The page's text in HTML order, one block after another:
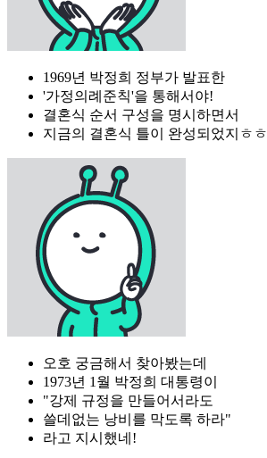
1969년 박정희 정부가 발표한
'가정의례준칙'을 통해서야!
결혼식 순서 구성을 명시하면서
지금의 결혼식 틀이 완성되었지ㅎㅎ
오호 궁금해서 찾아봤는데
1973년 1월 박정희 대통령이
"강제 규정을 만들어서라도
쓸데없는 낭비를 막도록 하라"
라고 지시했네!